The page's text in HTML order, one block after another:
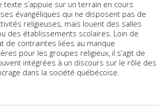
texte s’appuie sur un terrain en cours
évangéliques qui ne disposent pas de
religieuses, mais louent des salles
des établissements scolaires. Loin de
de contraintes liées au manque
pour les groupes religieux, il s’agit de
intégrées à un discours sur le rôle des
dans la société québécoise.